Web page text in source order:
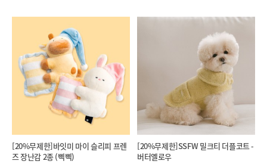
[20%무제한]바잇미 마이 슬리피 프렌
즈 장난감 2종 (삑삑)
[20%무제한]SSFW 밀크티 더플코트 -
버터옐로우